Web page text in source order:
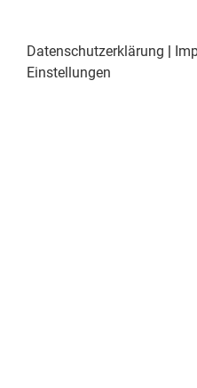
Datenschutzerklärung
Einstellungen